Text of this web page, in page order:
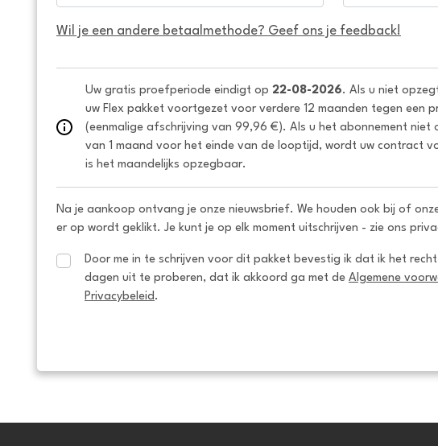
Wil je een andere betaalmethode? Geef ons je feedback!
Uw gratis proefperiode eindigt op 22-08-2026. Als u niet
uw Flex pakket voortgezet voor verdere 12 maanden tegen een
(eenmalige afschrijving van 99,96 €). Als u het abonnement niet
van 1 maand voor het einde van de looptijd, wordt uw contract
is het maandelijks opzegbaar.
Na je aankoop ontvang je onze nieuwsbrief. We houden ook bij of
er op wordt geklikt. Je kunt je op elk moment uitschrijven - zie ons
Door me in te schrijven voor dit pakket bevestig ik dat ik het recht
dagen uit te proberen, dat ik akkoord ga met de Algemene
Privacybeleid .